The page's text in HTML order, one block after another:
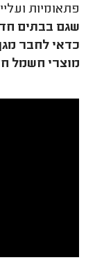
פתאומיות
שגם בבתים
כדאי לחבר
מוצרי חשמל